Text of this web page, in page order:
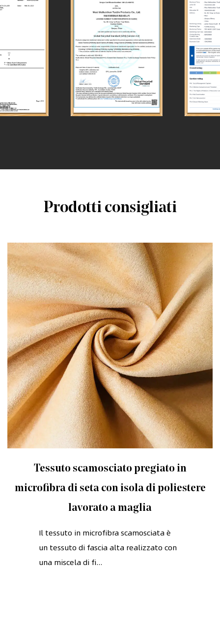
Prodotti consigliati
Tessuto scamosciato pregiato in
microfibra di seta con isola di poliestere
lavorato a maglia
Il tessuto in microfibra scamosciata è
un tessuto di fascia alta realizzato con
una miscela di fi...